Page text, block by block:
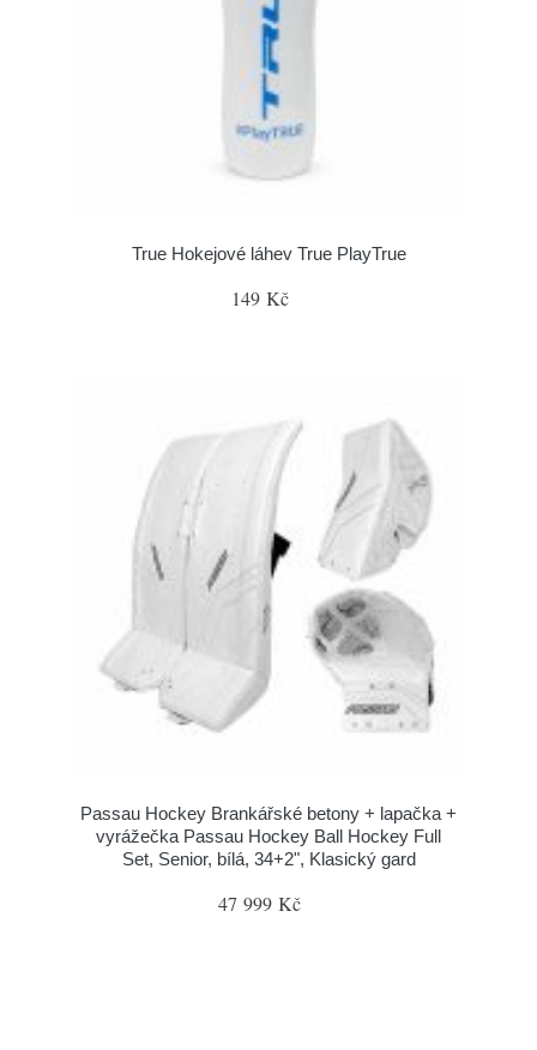
True Hokejové láhev True PlayTrue
149 Kč
Passau Hockey Brankářské betony + lapačka +
vyrážečka Passau Hockey Ball Hockey Full
Set, Senior, bílá, 34+2", Klasický gard
47 999 Kč